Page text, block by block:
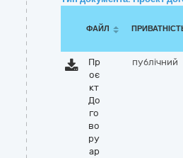
ФАЙЛ
Пр
оє
кт
До
го
во
ру
ар
публічний